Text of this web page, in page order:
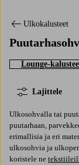
Ulkokalusteet
Lounge-
Lajittele
Ulkosohvalla tai
puutarhaan,
erimallisia ja eri
ulkosohvia ja
koristele ne